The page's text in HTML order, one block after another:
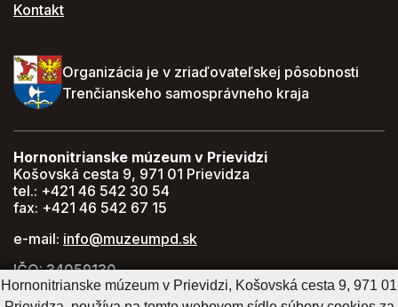
Kontakt
Organizácia je v zriaďovateľskej pôsobnosti
Trenčianskeho samosprávneho kraja
Hornonitrianske múzeum v Prievidzi
Košovská cesta 9, 971 01 Prievidza
tel.: +421 46 542 30 54
fax: +421 46 542 67 15
e-mail: info@muzeumpd.sk
IČO: 34059130
DIČ: 2021447274
Hornonitrianske múzeum v Prievidzi, Košovská cesta 9, 971 01